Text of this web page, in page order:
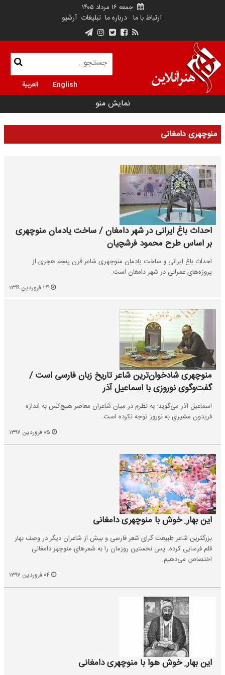
جمعه ۱۶ مرداد ۱۴۰۵
ارتباط با ما درباره ما تبلیغات آرشیو
English العربية
نمایش منو
منوچهری دامغانی
احداث باغ ایرانی در شهر دامغان / ساخت یادمان منوچهری
بر اساس طرح محمود فرشچیان
احداث باغ ایرانی و ساخت یادمان منوچهری شاعر قرن پنجم هجری از
پروژه‌های عمرانی در شهر دامغان است.
منوچهری شادخوان‌ترین شاعر تاریخ زبان فارسی است /
گفت‌وگوی نوروزی با اسماعیل آذر
اسماعیل آذر می‌گوید: به نظرم در میان شاعران معاصر هیچ‌کس به اندازه
فریدون مشیری به نوروز توجه نکرده است.
این بهار ِ خوش با منوچهری دامغانی
بزرگترین شاعر طبیعت گرای شعر فارسی و بیش از شاعران دیگر در وصف بهار
قلم فرسایی کرده. پس نخستین روزمان را به شعرهای منوچهر دامغانی
اختصاص می‌دهیم.
این بهار ِ خوش هوا با منوچهری دامغانی